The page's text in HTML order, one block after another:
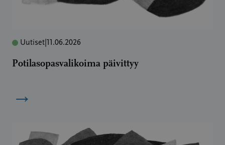
Uutiset 11.06.2026
Potilasopasvalikoima päivittyy
→